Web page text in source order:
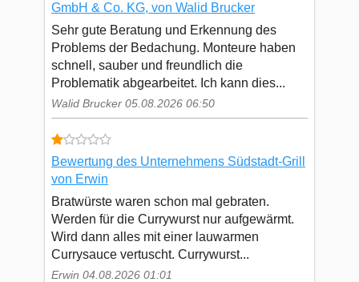
GmbH & Co. KG, von Walid Brucker
Sehr gute Beratung und Erkennung des
Problems der Bedachung. Monteure haben
schnell, sauber und freundlich die
Problematik abgearbeitet. Ich kann dies...
Walid Brucker 05.08.2026 06:50
Bewertung des Unternehmens Südstadt-Grill
von Erwin
Bratwürste waren schon mal gebraten.
Werden für die Currywurst nur aufgewärmt.
Wird dann alles mit einer lauwarmen
Currysauce vertuscht. Currywurst...
Erwin 04.08.2026 01:01